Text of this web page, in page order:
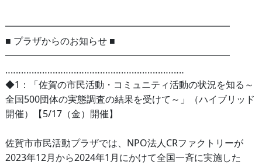
━━━━━━━━━━━━━━━━━━━━━━━━
■ プラザからのお知らせ ■
━━━━━━━━━━━━━━━━━━━━━━━━
‥‥‥‥‥‥‥‥‥‥‥‥‥‥‥‥‥‥‥‥‥‥‥‥‥‥‥‥‥‥‥‥‥‥
◆1：「佐賀の市民活動・コミュニティ活動の状況を知る～
全国500団体の実態調査の結果を受けて～」（ハイブリッド
開催）【5/17（金）開催】
佐賀市市民活動プラザでは、NPO法人CRファクトリーが
2023年12月から2024年1月にかけて全国一斉に実施した